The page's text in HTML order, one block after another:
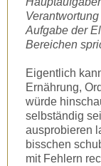
Aufgabe der
Bereichen
Eigentlich
Ernährung,
würde
selbständig
ausprobieren
bisschen
mit Fehlern